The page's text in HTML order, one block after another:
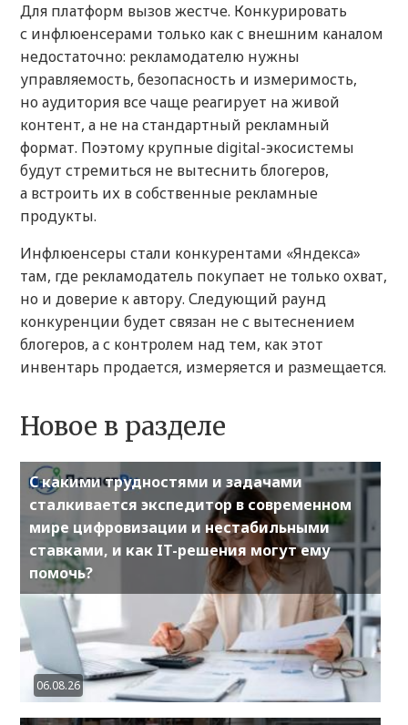
Для платформ вызов жестче. Конкурировать
с инфлюенсерами только как с внешним каналом
недостаточно: рекламодателю нужны
управляемость, безопасность и измеримость,
но аудитория все чаще реагирует на живой
контент, а не на стандартный рекламный
формат. Поэтому крупные digital-экосистемы
будут стремиться не вытеснить блогеров,
а встроить их в собственные рекламные
продукты.
Инфлюенсеры стали конкурентами «Яндекса»
там, где рекламодатель покупает не только охват,
но и доверие к автору. Следующий раунд
конкуренции будет связан не с вытеснением
блогеров, а с контролем над тем, как этот
инвентарь продается, измеряется и размещается.
Новое в разделе
С какими трудностями и задачами
сталкивается экспедитор в современном
мире цифровизации и нестабильными
ставками, и как IT-решения могут ему
помочь?
06.08.26